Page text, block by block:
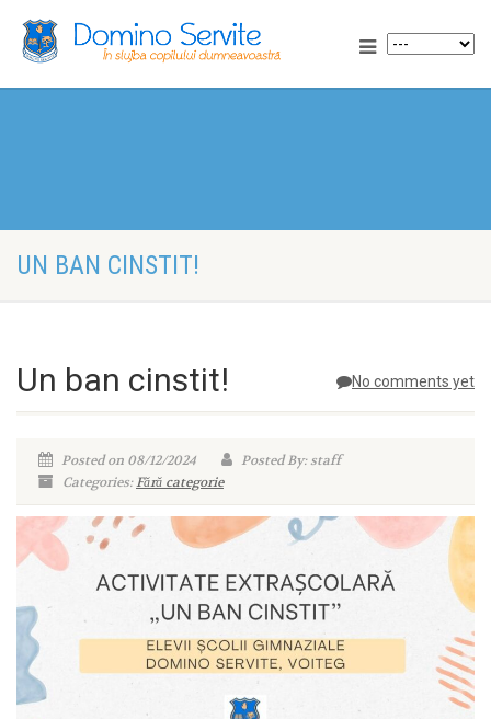
UN BAN CINSTIT!
No comments yet
Un ban cinstit!
Posted on 08/12/2024
Posted By: staff
Categories:Fără categorie